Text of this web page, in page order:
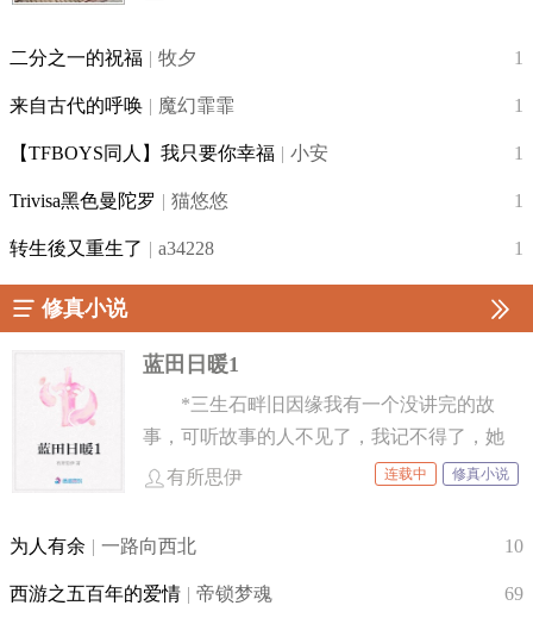
二分之一的祝福 | 牧夕 1
来自古代的呼唤 | 魔幻霏霏 1
【TFBOYS同人】我只要你幸福 | 小安 1
Trivisa黑色曼陀罗 | 猫悠悠 1
转生後又重生了 | a34228 1
修真小说
蓝田日暖1
*三生石畔旧因缘我有一个没讲完的故
事，可听故事的人不见了，我记不得了，她
又不来找我，那我就在这里等，给每个路过
到的。*此恨绵绵无绝期我终于有猫了。*在
在我死了，你要活得久一些...只可惜他没能听
有所思伊 连载中 修真小说
为人有余 | 一路向西北 10
西游之五百年的爱情 | 帝锁梦魂 69